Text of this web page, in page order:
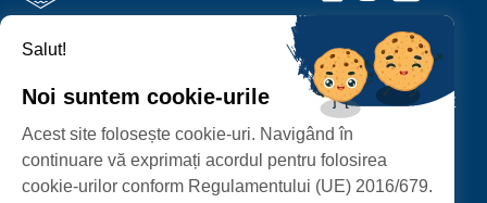
SCHUTZ DER PERSONENBEZOGENEN DATEN
BÜRGERMEISTERAMT DER STADT
P-ȚA 25 OCTOMBRIE, NR. 1 CORP M, 440026 SATU MARE
Salut!
Noi suntem cookie-urile
Acest site folosește cookie-uri. Navigând în
continuare vă exprimați acordul pentru folosirea
cookie-urilor conform Regulamentului (UE) 2016/679.